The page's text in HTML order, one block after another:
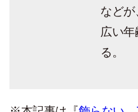
など
広い
る。